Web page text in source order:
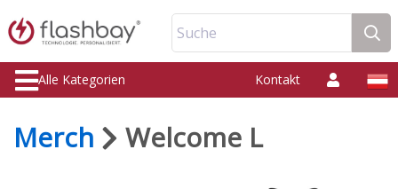
Suche
Alle Kategorien Kontakt
Merch Welcome L